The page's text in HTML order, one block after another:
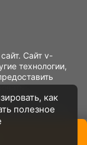
Сайт v-
технологии,
Если
данные
использование
как
полезное